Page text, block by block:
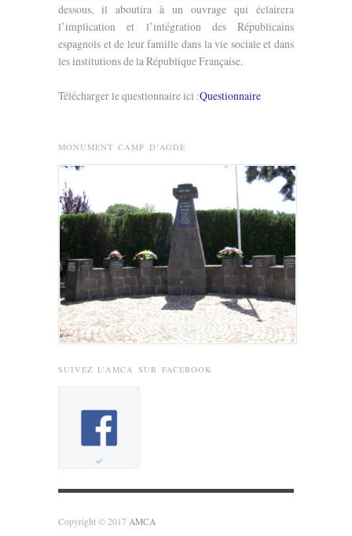
dessous, il aboutira à un ouvrage qui éclairera
l’implication et l’intégration des Républicains
espagnols et de leur famille dans la vie sociale et dans
les institutions de la République Française.
Télécharger le questionnaire ici :Questionnaire
MONUMENT CAMP D’AGDE
SUIVEZ L’AMCA SUR FACEBOOK
Copyright © 2017 AMCA